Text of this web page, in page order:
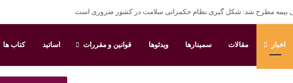
بیمه مطرح شد: شکل گیری نظام حکمرانی سلامت در کشور ضروری است
اخبار مقالات سمینارها ویدئوها قوانین و مقررات اساتید کتاب ها